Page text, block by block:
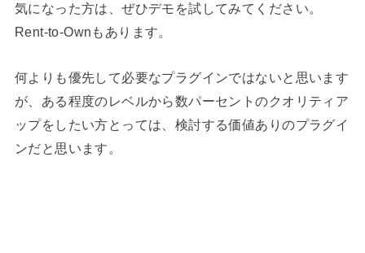
気になった方は、ぜひデモを試してみてください。
Rent-to-Ownもあります。
何よりも優先して必要なプラグインではないと思います
が、ある程度のレベルから数パーセントのクオリティア
ップをしたい方とっては、検討する価値ありのプラグイ
ンだと思います。